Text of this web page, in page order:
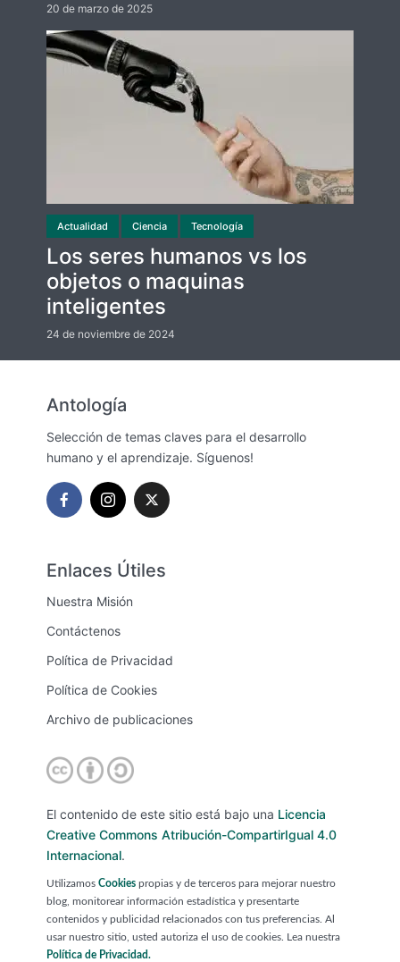
20 de marzo de 2025
Actualidad Ciencia Tecnología
Los seres humanos vs los
objetos o maquinas
inteligentes
24 de noviembre de 2024
Antología
Selección de temas claves para el desarrollo
humano y el aprendizaje. Síguenos!
Enlaces Útiles
Nuestra Misión
Contáctenos
Política de Privacidad
Política de Cookies
Archivo de publicaciones
El contenido de este sitio está bajo una Licencia
Creative Commons Atribución-CompartirIgual 4.0
Internacional.
Utilizamos Cookies propias y de terceros para mejorar nuestro
blog, monitorear información estadística y presentarte
contenidos y publicidad relacionados con tus preferencias. Al
usar nuestro sitio, usted autoriza el uso de cookies. Lea nuestra
Política de Privacidad.